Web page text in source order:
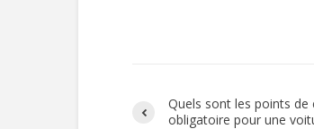
Quels sont les points
obligatoire pour une